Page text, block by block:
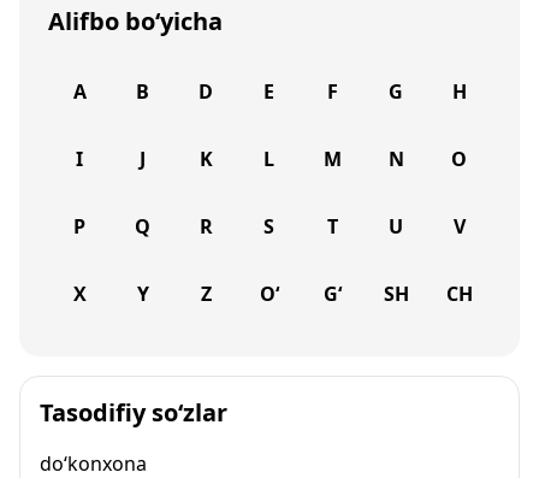
Alifbo bo‘yicha
A B D E F G H
I J K L M N O
P Q R S T U V
X Y Z O‘ G‘ SH CH
Tasodifiy so‘zlar
do‘konxona